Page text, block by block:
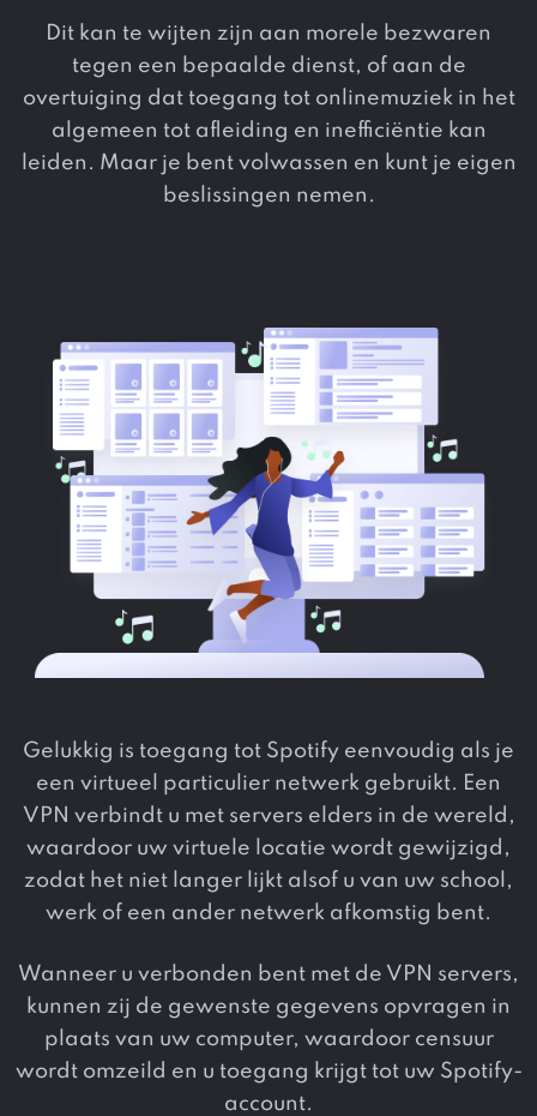
Dit kan te wijten zijn aan morele bezwaren
tegen een bepaalde dienst, of aan de
overtuiging dat toegang tot onlinemuziek in het
algemeen tot afleiding en inefficiëntie kan
leiden. Maar je bent volwassen en kunt je eigen
beslissingen nemen.
Gelukkig is toegang tot Spotify eenvoudig als je
een virtueel particulier netwerk gebruikt. Een
VPN verbindt u met servers elders in de wereld,
waardoor uw virtuele locatie wordt gewijzigd,
zodat het niet langer lijkt alsof u van uw school,
werk of een ander netwerk afkomstig bent.
Wanneer u verbonden bent met de VPN servers,
kunnen zij de gewenste gegevens opvragen in
plaats van uw computer, waardoor censuur
wordt omzeild en u toegang krijgt tot uw Spotify-
account.